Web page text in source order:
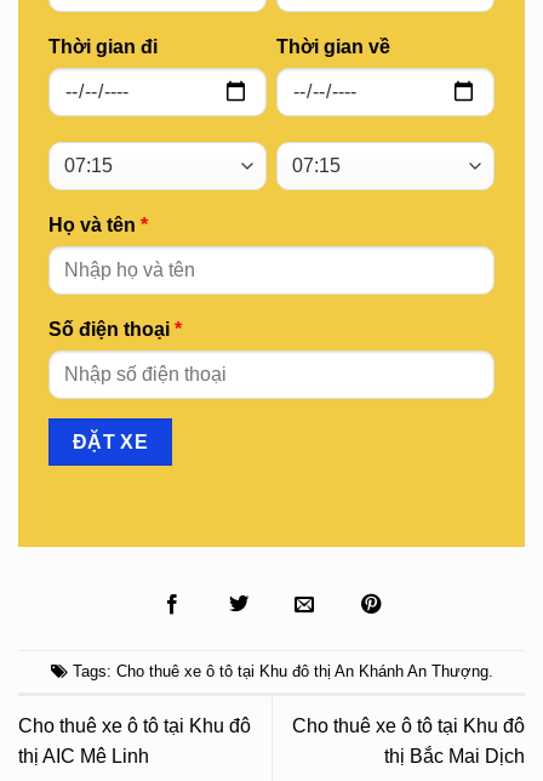
Thời gian đi Thời gian về
Họ và tên *
Số điện thoại *
Tags: Cho thuê xe ô tô tại Khu đô thị An Khánh An Thượng.
Cho thuê xe ô tô tại Khu đô
thị AIC Mê Linh
Cho thuê xe ô tô tại Khu đô
thị Bắc Mai Dịch